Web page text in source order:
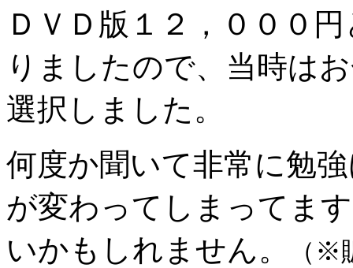
ＤＶＤ版１２，０００
りましたので、当時は
選択しました。
何度か聞いて非常に勉
が変わってしまってま
いかもしれません。
（※